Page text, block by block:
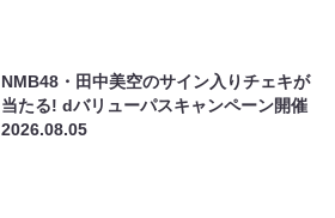
NMB48・田中美空のサイン入りチェキが
当たる! dバリューパスキャンペーン開催
2026.08.05